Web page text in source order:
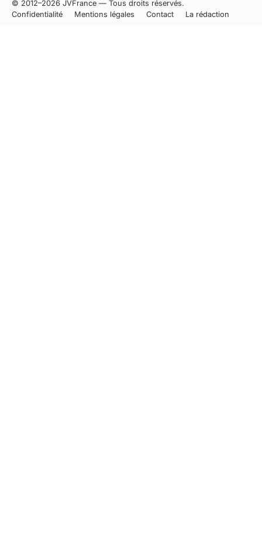
© 2012–2026 JVFrance — Tous droits réservés.
Confidentialité
Mentions légales Contact La rédaction